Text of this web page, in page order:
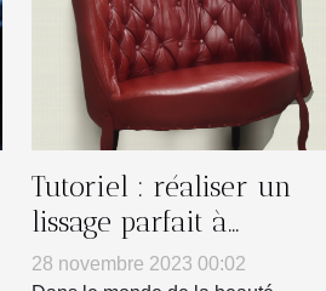
Tutoriel : réaliser un
lissage parfait à
domicile
28 novembre 2023 00:02